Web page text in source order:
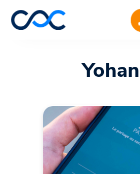
Yohan